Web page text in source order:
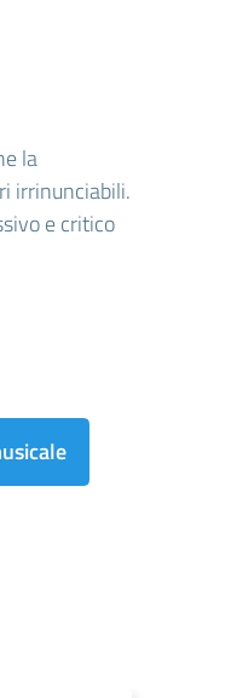
la
irrinunciabili.
e critico